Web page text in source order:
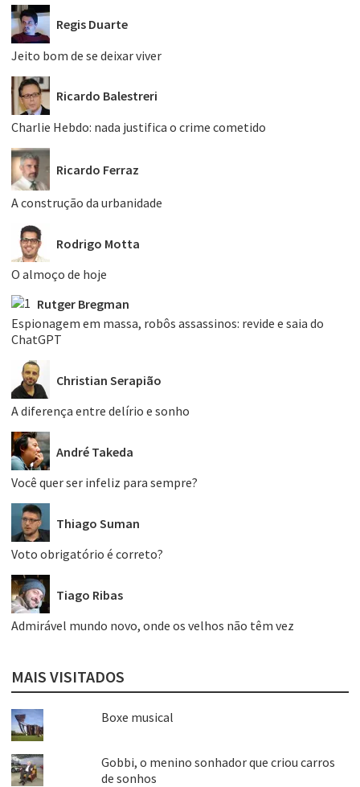
Regis Duarte
Jeito bom de se deixar viver
Ricardo Balestreri
Charlie Hebdo: nada justifica o crime cometido
Ricardo Ferraz
A construção da urbanidade
Rodrigo Motta
O almoço de hoje
Rutger Bregman
Espionagem em massa, robôs assassinos: revide e saia do
ChatGPT
Christian Serapião
A diferença entre delírio e sonho
André Takeda
Você quer ser infeliz para sempre?
Thiago Suman
Voto obrigatório é correto?
Tiago Ribas
Admirável mundo novo, onde os velhos não têm vez
MAIS VISITADOS
Boxe musical
Gobbi, o menino sonhador que criou carros
de sonhos